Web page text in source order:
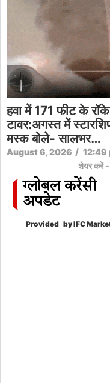
हवा में 171 फीट के
टावर:अगस्त में
मस्क बोले- सालभर…
August 6, 2026 / 12:49
शेयर करें -
ग्लोबल करेंसी
अपडेट
Provided by IFC